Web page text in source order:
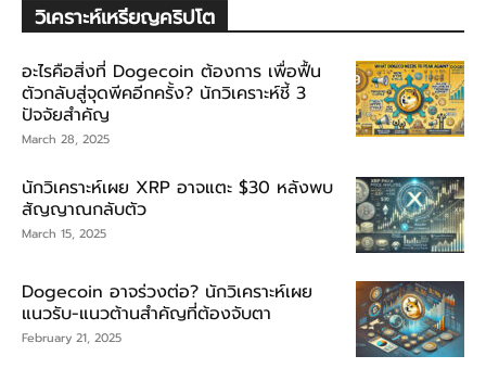
วิเคราะห์เหรียญคริปโต
อะไรคือสิ่งที่ Dogecoin ต้องการ เพื่อฟื้น
ตัวกลับสู่จุดพีคอีกครั้ง? นักวิเคราะห์ชี้ 3
ปัจจัยสำคัญ
March 28, 2025
นักวิเคราะห์เผย XRP อาจแตะ $30 หลังพบ
สัญญาณกลับตัว
March 15, 2025
Dogecoin อาจร่วงต่อ? นักวิเคราะห์เผย
แนวรับ-แนวต้านสำคัญที่ต้องจับตา
February 21, 2025